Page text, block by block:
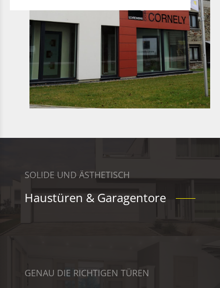
SOLIDE UND ÄSTHETISCH
Haustüren & Garagentore
GENAU DIE RICHTIGEN TÜREN